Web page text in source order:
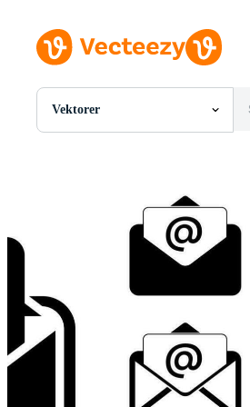
Vektorer
Alla Bilder
Redaktionella Bilder
Redaktionella Evenemang